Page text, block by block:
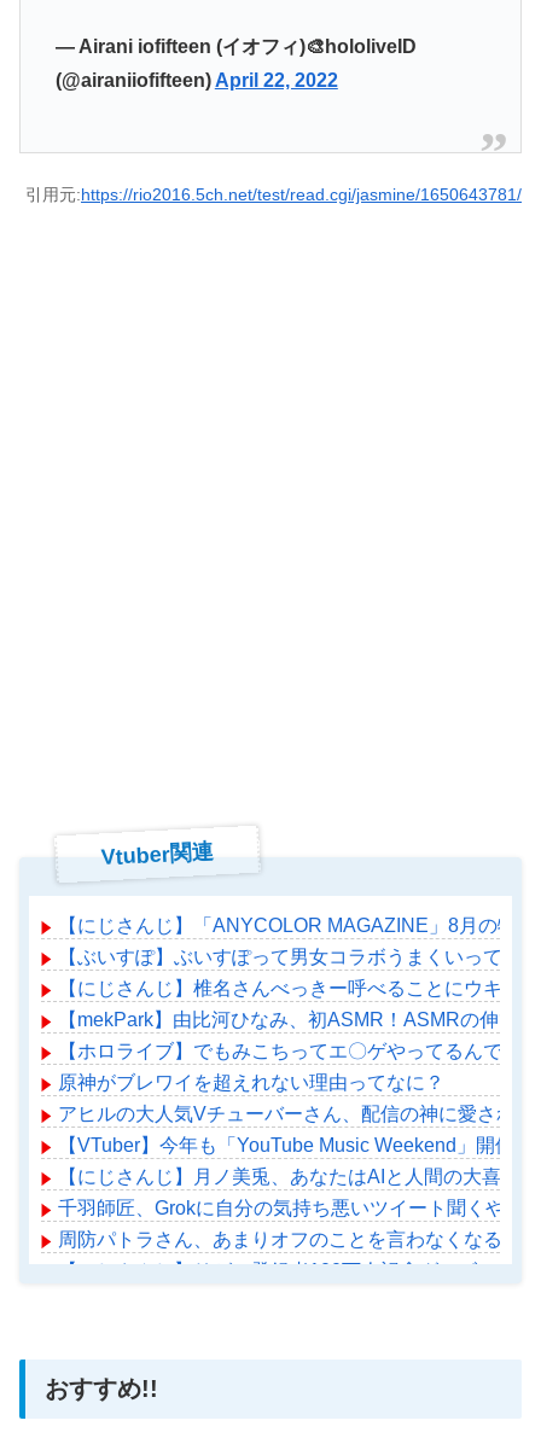
— Airani iofifteen (イオフィ)🎨hololiveID
(@airaniiofifteen) April 22, 2022
引用元:https://rio2016.5ch.net/test/read.cgi/jasmine/1650643781/
Vtuber関連
【にじさんじ】「ANYCOLOR MAGAZINE」8月の特
【ぶいすぽ】ぶいすぽって男女コラボうまくいってる
【にじさんじ】椎名さんべっきー呼べることにウキウ
【mekPark】由比河ひなみ、初ASMR！ASMRの伸び
【ホロライブ】でもみこちってエ〇ゲやってるんで
原神がブレワイを超えれない理由ってなに？
アヒルの大人気Vチューバーさん、配信の神に愛され
【VTuber】今年も「YouTube Music Weekend」開催
【にじさんじ】月ノ美兎、あなたはAIと人間の大喜
千羽師匠、Grokに自分の気持ち悪いツイート聞くやつ
周防パトラさん、あまりオフのことを言わなくなる？
【にじさんじ】リゼの登録者100万人記念グッズに折
おすすめ!!